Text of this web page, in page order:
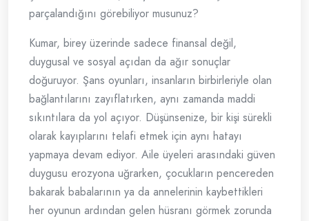
parçalandığını görebiliyor musunuz?
Kumar, birey üzerinde sadece finansal değil,
duygusal ve sosyal açıdan da ağır sonuçlar
doğuruyor. Şans oyunları, insanların birbirleriyle olan
bağlantılarını zayıflatırken, aynı zamanda maddi
sıkıntılara da yol açıyor. Düşünsenize, bir kişi sürekli
olarak kayıplarını telafi etmek için aynı hatayı
yapmaya devam ediyor. Aile üyeleri arasındaki güven
duygusu erozyona uğrarken, çocukların pencereden
bakarak babalarının ya da annelerinin kaybettikleri
her oyunun ardından gelen hüsranı görmek zorunda